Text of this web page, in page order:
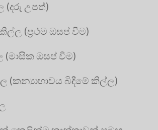
(දරු උපත්)
(ප්‍රථම ඔසප් වීම)
(මාසික ඔසප් වීම)
(කන්‍යාභාවය බිඳීමේ කිල්ල)